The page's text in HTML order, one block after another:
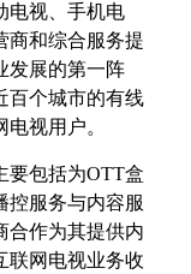
电视、手机电
商和综合服务提
发展的第一阵
百个城市的有线
视用户。
要包括为OTT盒
控服务与内容服
合作为其提供内
联网电视业务收